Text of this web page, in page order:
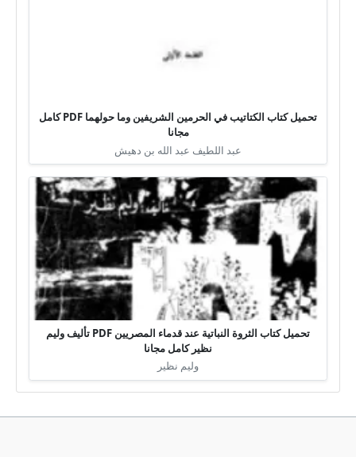
تحميل كتاب الكتاتيب في الحرمين الشريفين وما حولهما PDF كامل
مجانا
عبد اللطيف عبد الله بن دهيش
تحميل كتاب الثروة النباتية عند قدماء المصريين PDF تأليف وليم
نظير كامل مجانا
وليم نظير